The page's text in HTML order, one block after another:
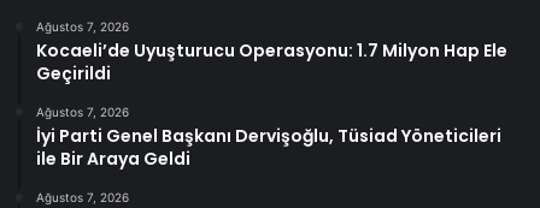
Ağustos 7, 2026
Kocaeli’de Uyuşturucu Operasyonu: 1.7 Milyon Hap Ele
Geçirildi
Ağustos 7, 2026
İyi Parti Genel Başkanı Dervişoğlu, Tüsiad Yöneticileri
ile Bir Araya Geldi
Ağustos 7, 2026